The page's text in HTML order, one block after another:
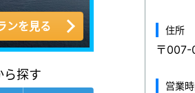
ンを見る
ら探す
住所
〒007-
営業